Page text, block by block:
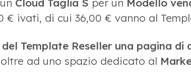
ivati, di cui 36,00 € vanno al
del Template Reseller una pagina
ad uno spazio dedicato al